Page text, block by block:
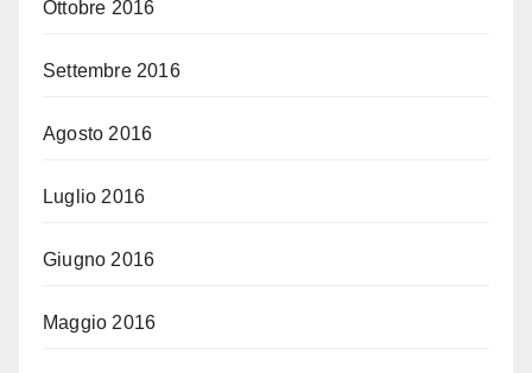
Ottobre 2016
Settembre 2016
Agosto 2016
Luglio 2016
Giugno 2016
Maggio 2016